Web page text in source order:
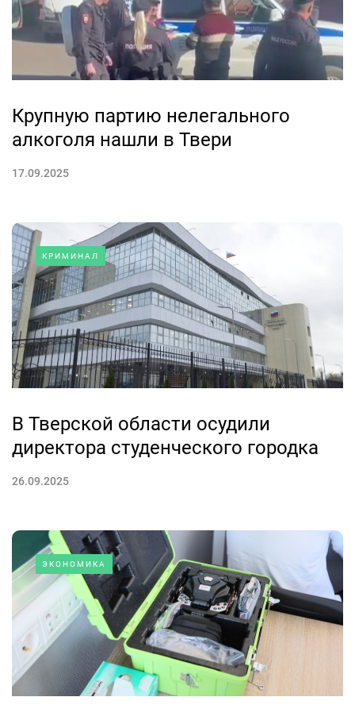
Крупную партию нелегального
алкоголя нашли в Твери
17.09.2025
КРИМИНАЛ
В Тверской области осудили
директора студенческого городка
26.09.2025
ЭКОНОМИКА